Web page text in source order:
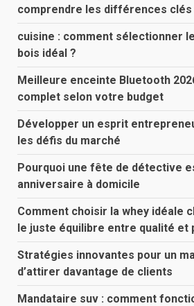
comprendre les différences clés
cuisine : comment sélectionner
bois idéal ?
Meilleure enceinte Bluetooth
complet selon votre budget
Développer un esprit
les défis du marché
Pourquoi une fête de détective
anniversaire à domicile
Comment choisir la whey idéale
le juste équilibre entre qualité et
Stratégies innovantes pour un
d’attirer davantage de clients
Mandataire suv : comment